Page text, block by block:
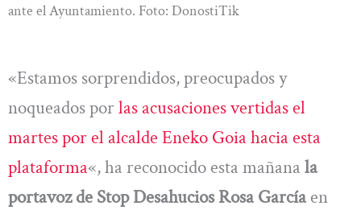
ante el Ayuntamiento. Foto: DonostiTik
«Estamos sorprendidos, preocupados y
noqueados porlas acusaciones vertidas el
martes por el alcalde Eneko Goia hacia esta
plataforma«, ha reconocido esta mañana la
portavoz de Stop Desahucios Rosa Garcíaen